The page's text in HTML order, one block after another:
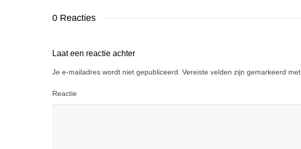
0 Reacties
Laat een reactie achter
Je e-mailadres wordt niet gepubliceerd. Vereiste velden zijn gemarkeerd met
Reactie